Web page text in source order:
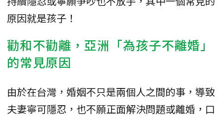
原因就是孩子！
勸和不勸離，亞洲「為孩子不離婚」
的常見原因
由於在台灣，婚姻不只是兩個人之間的事，導致
夫妻寧可隱忍，也不願正面解決問題或離婚，口